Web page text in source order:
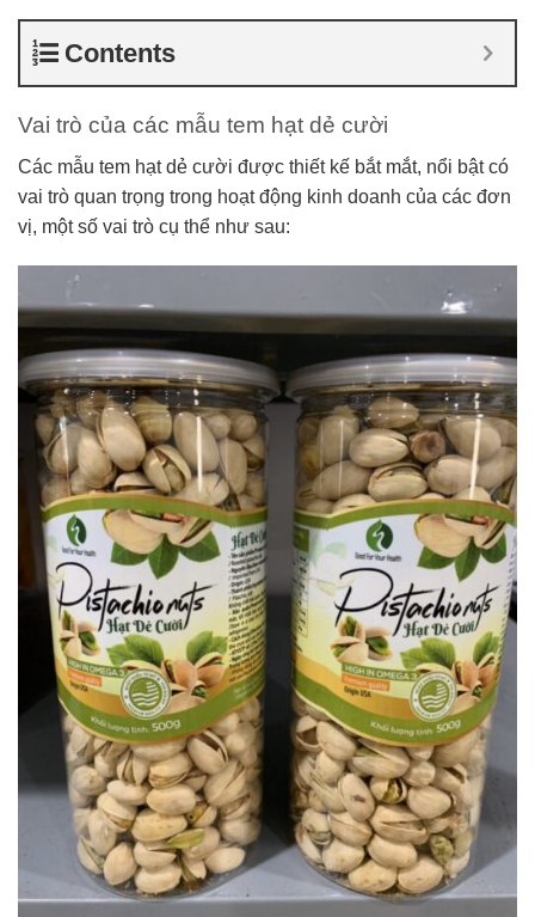
Contents
Vai trò của các mẫu tem hạt dẻ cười
Các mẫu tem hạt dẻ cười được thiết kế bắt mắt, nổi bật có
vai trò quan trọng trong hoạt động kinh doanh của các đơn
vị, một số vai trò cụ thể như sau: